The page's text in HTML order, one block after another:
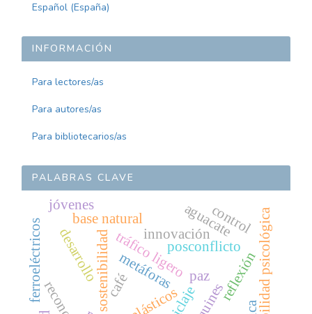
Español (España)
INFORMACIÓN
Para lectores/as
Para autores/as
Para bibliotecarios/as
PALABRAS CLAVE
plásticos
tráfico ligeropaz
posconflicto
café
sostenibilidad
desarrollo reflexión
metáforas flexibilidad psicológica
ferroeléctricos base natural
innovaciónaguacate
jóvenes control